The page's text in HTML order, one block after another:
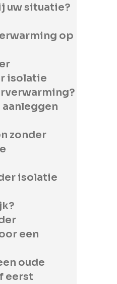
uw situatie?
op
isolatie
zonder
isolatie
een
oude
eerst